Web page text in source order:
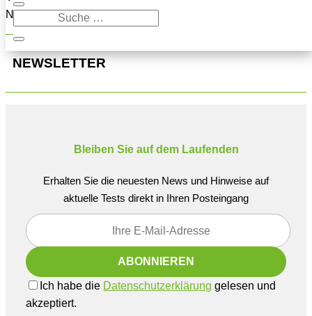
Navigation oben, um den Beitrag zu finden.
NEWSLETTER
Bleiben Sie auf dem Laufenden
Erhalten Sie die neuesten News und Hinweise auf
aktuelle Tests direkt in Ihren Posteingang
Ich habe die Datenschutzerklärung gelesen und
akzeptiert.